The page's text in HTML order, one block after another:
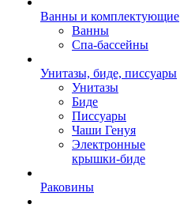
Ванны и комплектующие
Ванны
Спа-бассейны
Унитазы, биде, писсуары
Унитазы
Биде
Писсуары
Чаши Генуя
Электронные
крышки-биде
Раковины